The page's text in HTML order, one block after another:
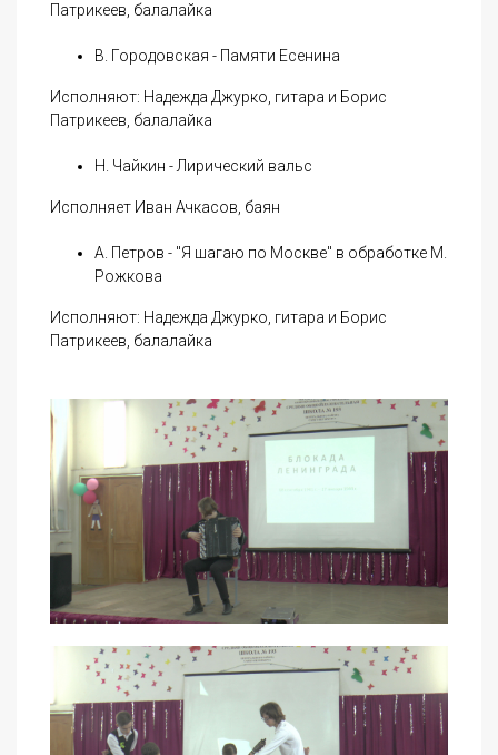
Патрикеев, балалайка
В. Городовская - Памяти Есенина
Исполняют: Надежда Джурко, гитара и Борис
Патрикеев, балалайка
Н. Чайкин - Лирический вальс
Исполняет Иван Ачкасов, баян
А. Петров - "Я шагаю по Москве" в обработке М.
Рожкова
Исполняют: Надежда Джурко, гитара и Борис
Патрикеев, балалайка